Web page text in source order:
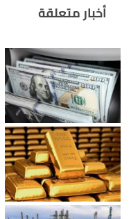
أخبار متعلقة